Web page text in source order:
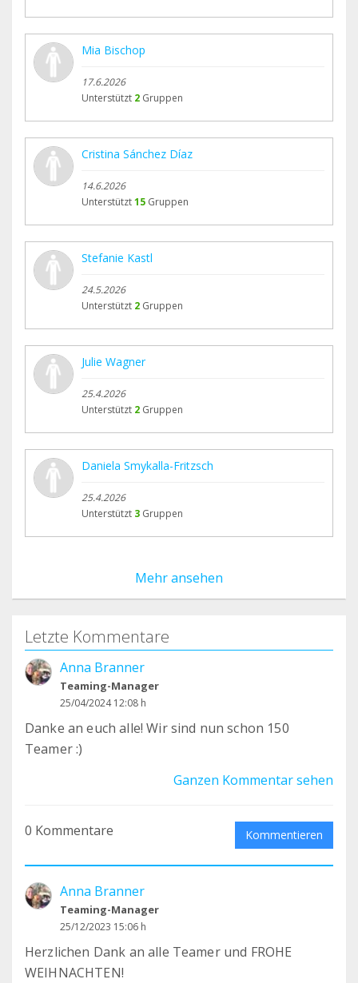
Mia Bischop
17.6.2026
Unterstützt 2 Gruppen
Cristina Sánchez Díaz
14.6.2026
Unterstützt15 Gruppen
Stefanie Kastl
24.5.2026
Unterstützt 2 Gruppen
Julie Wagner
25.4.2026
Unterstützt 2 Gruppen
Daniela Smykalla-Fritzsch
25.4.2026
Unterstützt 3 Gruppen
Mehr ansehen
Letzte Kommentare
Anna Branner
Teaming-Manager
25/04/2024 12:08 h
Danke an euch alle! Wir sind nun schon 150
Teamer :)
Ganzen Kommentar sehen
0 Kommentare Kommentieren
Anna Branner
Teaming-Manager
25/12/2023 15:06 h
Herzlichen Dank an alle Teamer und FROHE
WEIHNACHTEN!